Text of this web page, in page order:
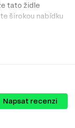
tato židle
širokou nabídku
Napsat recenzi